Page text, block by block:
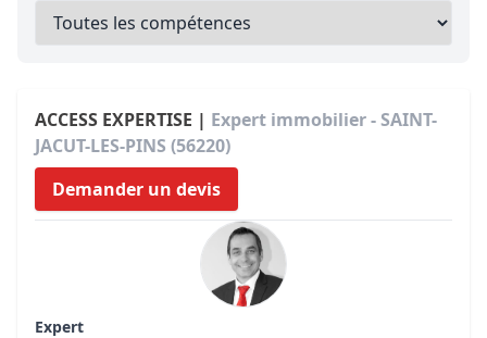
ACCESS EXPERTISE | Expert immobilier - SAINT-
JACUT-LES-PINS (56220)
Demander un devis
Expert